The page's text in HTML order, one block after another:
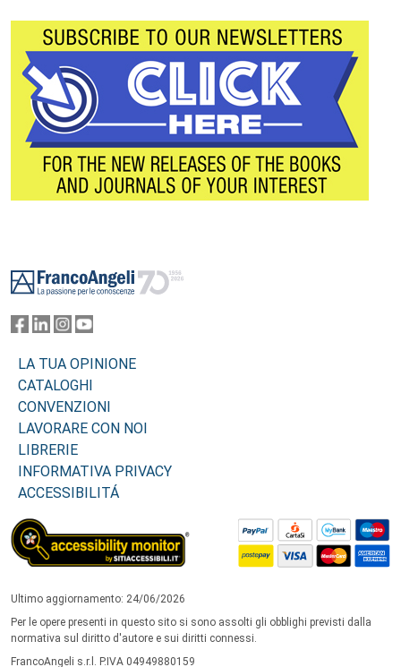
LA TUA OPINIONE
CATALOGHI
CONVENZIONI
LAVORARE CON NOI
LIBRERIE
INFORMATIVA PRIVACY
ACCESSIBILITÁ
Ultimo aggiornamento: 24/06/2026
Per le opere presenti in questo sito si sono assolti gli obblighi previsti dalla
normativa sul diritto d'autore e sui diritti connessi.
FrancoAngeli s.r.l. P.IVA 04949880159